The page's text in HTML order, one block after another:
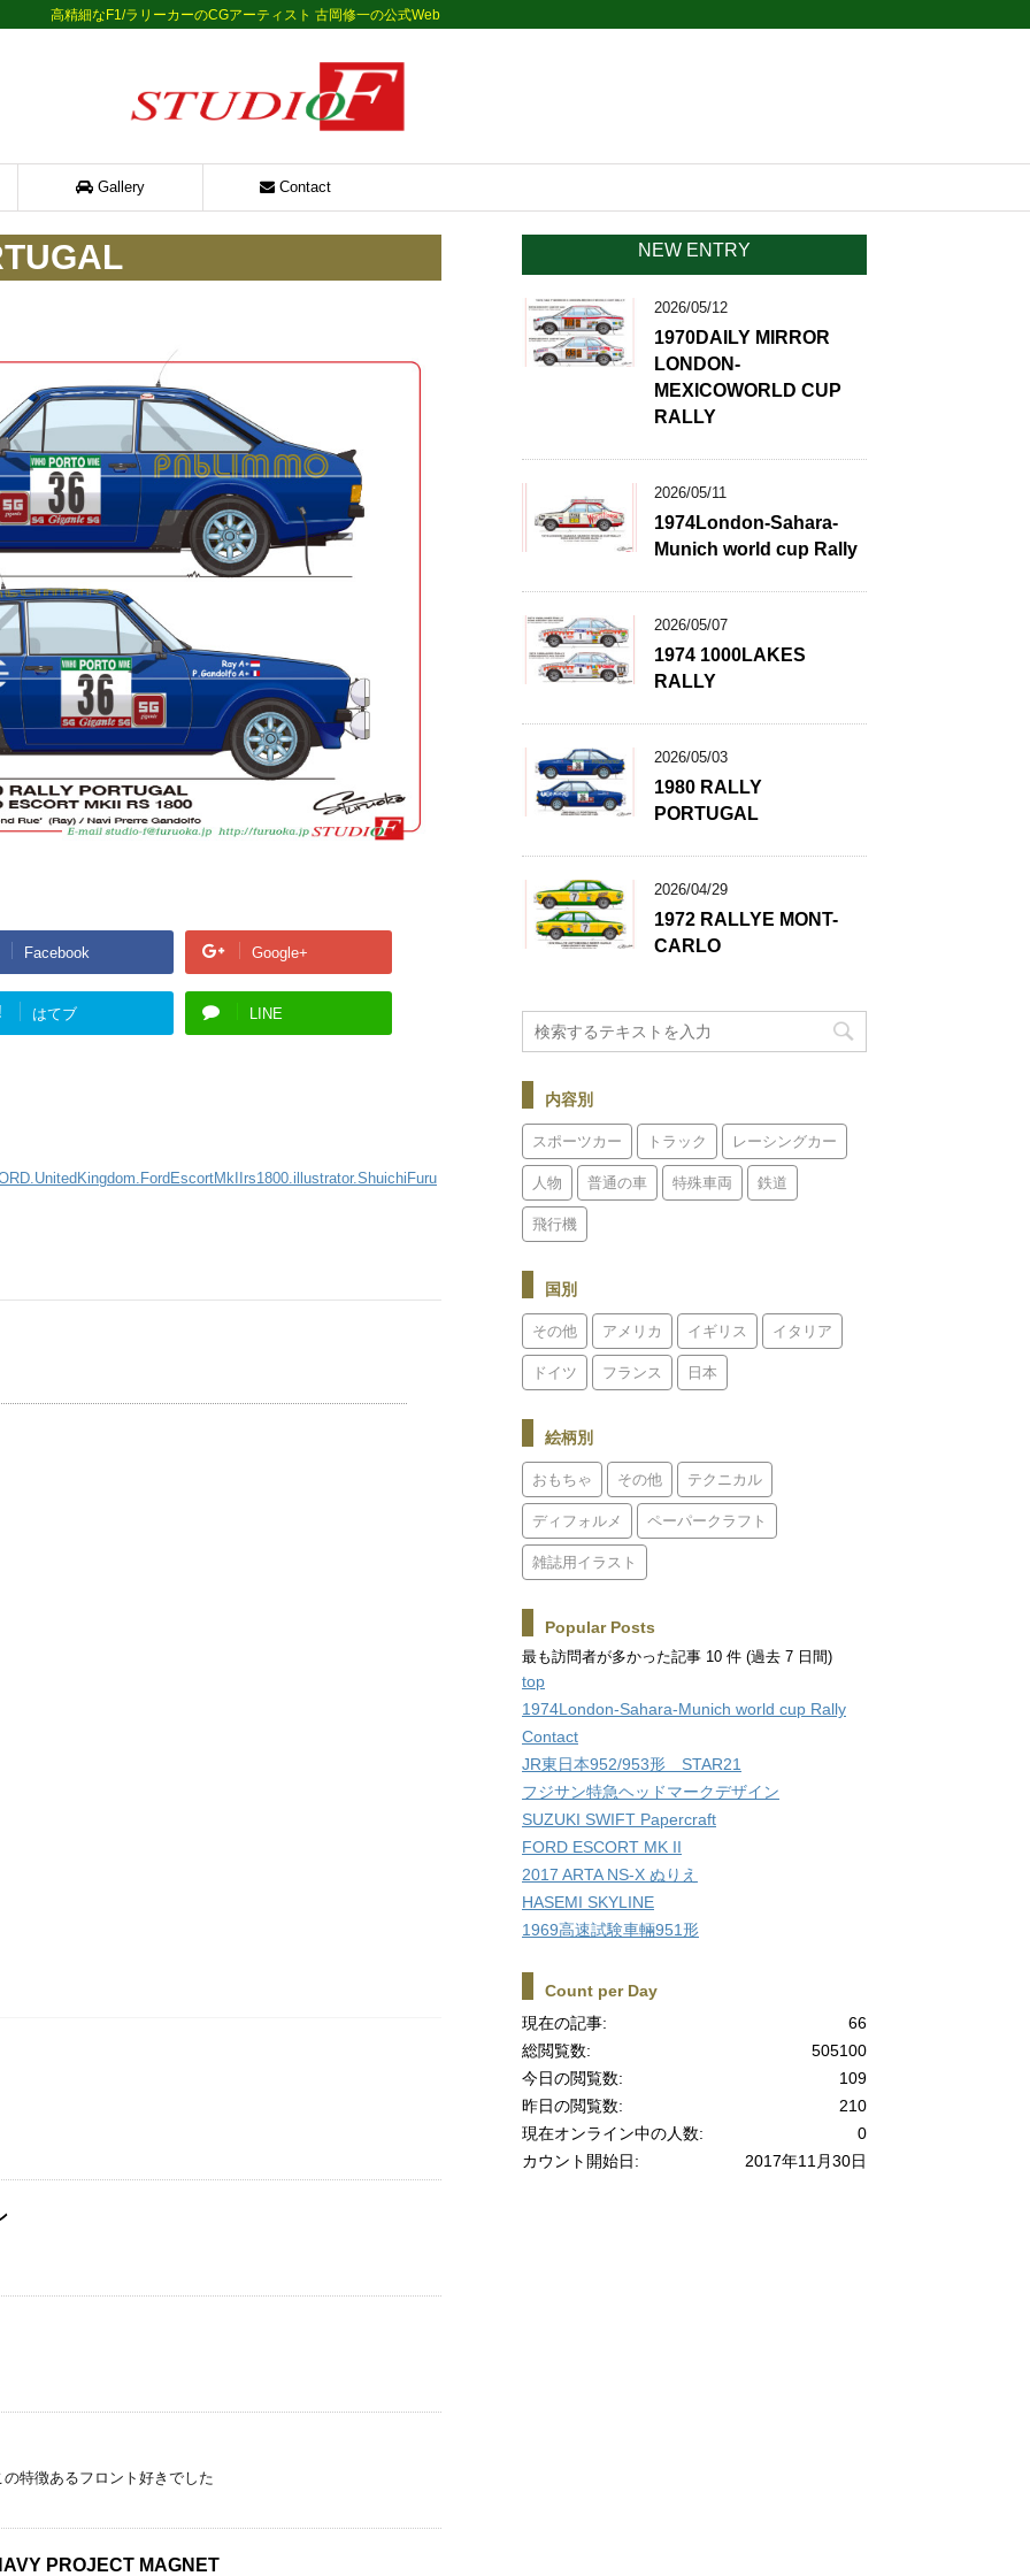
高精細なF1/ラリーカーのCGアーティスト 古岡修一の公式Web
Gallery Contact
Facebook Google+
はてブ LINE
特徴あるフロント好きでした
PROJECT MAGNET
NEW ENTRY
2026/05/12
1970DAILY MIRROR
LONDON-
MEXICOWORLD CUP
RALLY
2026/05/11
1974London-Sahara-
Munich world cup Rally
2026/05/07
1974 1000LAKES
RALLY
2026/05/03
1980 RALLY
PORTUGAL
2026/04/29
1972 RALLYE MONT-
CARLO
内容別
スポーツカー トラック レーシングカー
人物 普通の車 特殊車両 鉄道
飛行機
国別
その他 アメリカ イギリス イタリア
ドイツ フランス 日本
絵柄別
おもちゃ その他 テクニカル
ディフォルメ ペーパークラフト
雑誌用イラスト
Popular Posts
最も訪問者が多かった記事 10 件 (過去 7 日間)
top
1974London-Sahara-Munich world cup Rally
Contact
JR東日本952/953形 STAR21
フジサン特急ヘッドマークデザイン
SUZUKI SWIFT Papercraft
FORD ESCORT MK II
2017 ARTA NS-X ぬりえ
HASEMI SKYLINE
1969高速試験車輛951形
Count per Day
66
現在の記事:
505100
総閲覧数:
109
今日の閲覧数:
210
昨日の閲覧数:
0
現在オンライン中の人数:
2017年11月30日
カウント開始日: